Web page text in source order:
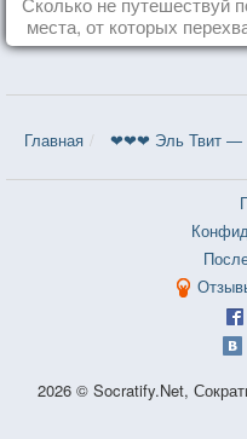
места, от которых
Главная ❤❤❤ Эль Твит —
2026 © Socratify.Net,